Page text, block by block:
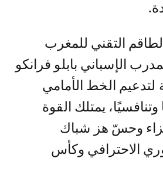
التقني للمغرب
الإسباني بابلو فرانكو
الخط الأمامي
يمتلك القوة
وحسّ هز شباك
الاحترافي وكأس